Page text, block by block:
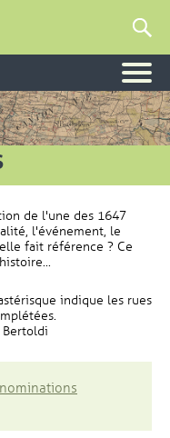
de l'une des 1647
l'événement, le
fait référence ? Ce
indique les rues
Bertoldi